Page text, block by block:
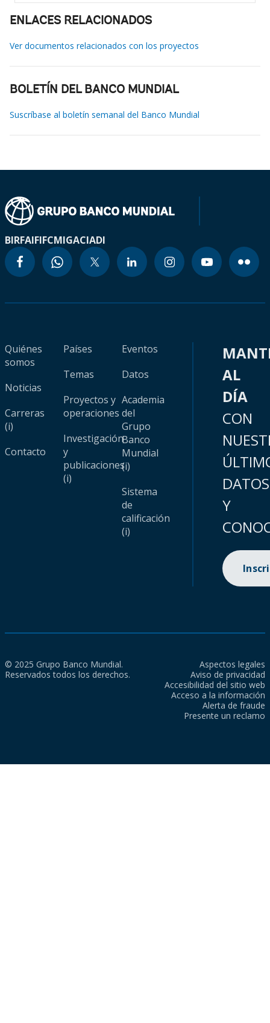
ENLACES RELACIONADOS
Ver documentos relacionados con los proyectos
BOLETÍN DEL BANCO MUNDIAL
Suscríbase al boletín semanal del Banco Mundial
BIRFAIFIFCMIGACIADI
Quiénes
somos
Noticias
Carreras
(i)
Contacto
Países
Temas
Proyectos y
operaciones
Investigación
y
publicaciones
(i)
Eventos
Datos
Academia
del
Grupo
Banco
Mundial
(i)
Sistema
de
calificación
(i)
AL
DÍA
CON
DATOS
Y
© 2025 Grupo Banco Mundial.
Reservados todos los derechos.
Aspectos legales
Aviso de privacidad
Accesibilidad del sitio web
Acceso a la información
Alerta de fraude
Presente un reclamo